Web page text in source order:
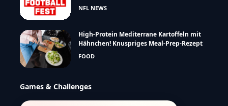
NFL NEWS
High-Protein Mediterrane Kartoffeln mit
Hähnchen! Knuspriges Meal-Prep-Rezept
FOOD
Games & Challenges